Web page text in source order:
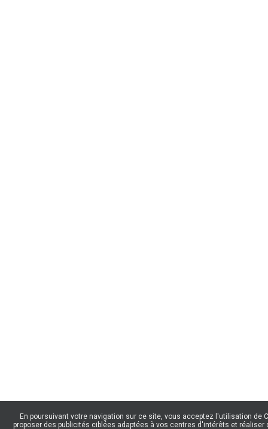
En poursuivant votre navigation sur ce site, vous acceptez l'utilisation de
proposer des publicités ciblées adaptées à vos centres d'intérêts et